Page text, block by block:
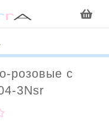
розовые с
3Nsr